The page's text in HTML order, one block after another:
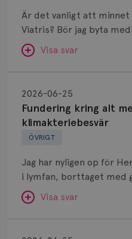
Är det vanligt att minnet
Viatris? Bör jag byta
Visa svar
SVAR:
Hej. Oavsett vilken
(men även cytostatika)
uppleva negativ
märke eller annan
vara bra att ha en paus
besvären blir bättre,
ÖVRIGT
Fundering kring alt
klimakteriebesvär
2026-06-25
Jag har nyligen op för
i lymfan, borttaget med
genomgått en 5 dagars
behandlad. Efter att jag nu slutat med östrogen-
lenzetto, har
Visa svar
kring
medicin